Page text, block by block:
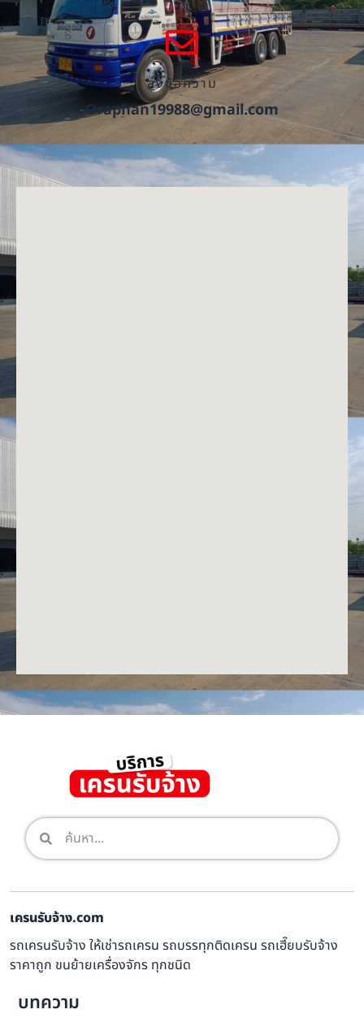
ส่งข้อความ
Oraphan19988@gmail.com
เครนรับจ้าง.com
รถเครนรับจ้าง ให้เช่ารถเครน รถบรรทุกติดเครน รถเฮี๊ยบรับจ้าง
ราคาถูก ขนย้ายเครื่องจักร ทุกชนิด
บทความ